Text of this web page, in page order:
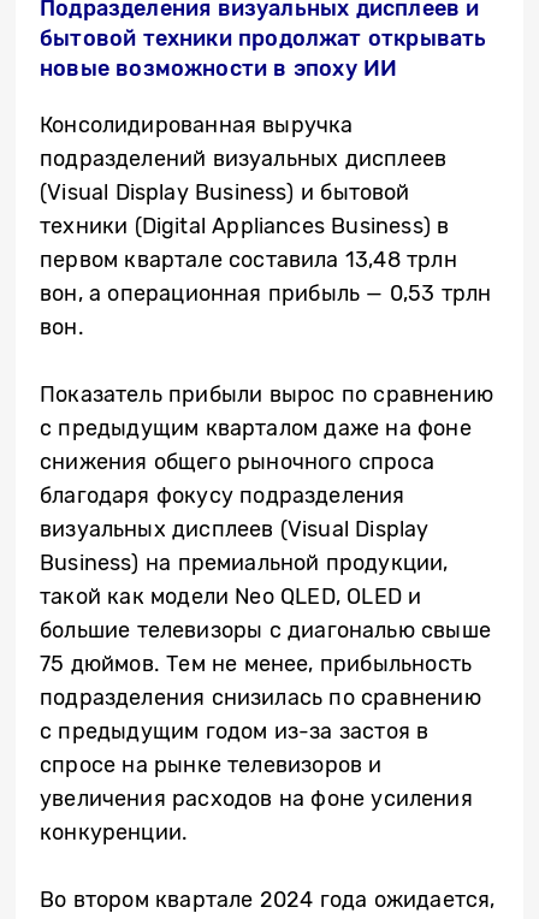
Подразделения визуальных дисплеев и
бытовой техники продолжат открывать
новые возможности в эпоху ИИ
Консолидированная выручка
подразделений визуальных дисплеев
(Visual Display Business) и бытовой
техники (Digital Appliances Business) в
первом квартале составила 13,48 трлн
вон, а операционная прибыль — 0,53 трлн
вон.
Показатель прибыли вырос по сравнению
с предыдущим кварталом даже на фоне
снижения общего рыночного спроса
благодаря фокусу подразделения
визуальных дисплеев (Visual Display
Business) на премиальной продукции,
такой как модели Neo QLED, OLED и
большие телевизоры с диагональю свыше
75 дюймов. Тем не менее, прибыльность
подразделения снизилась по сравнению
с предыдущим годом из-за застоя в
спросе на рынке телевизоров и
увеличения расходов на фоне усиления
конкуренции.
Во втором квартале 2024 года ожидается,